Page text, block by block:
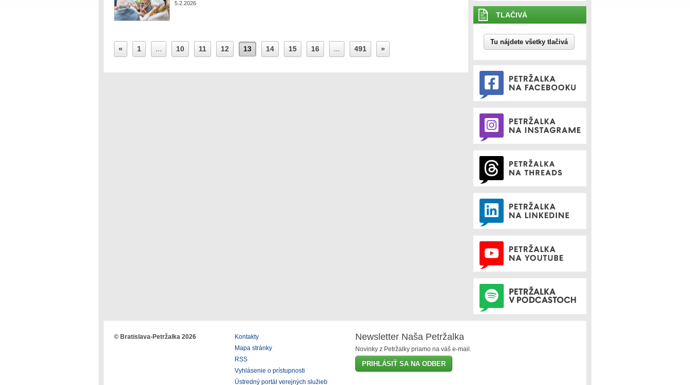
TLAČIVÁ
Tu nájdete všetky tlačivá
5.2.2026
« 1 ... 10 11 12 13 14 15 16 ... 491 »
© Bratislava-Petržalka 2026
Kontakty
Mapa stránky
RSS
Vyhlásenie o prístupnosti
Ústredný portál verejných služieb
Newsletter Naša Petržalka
Novinky z Petržalky priamo na váš e-mail.
PRIHLÁSIŤ SA NA ODBER